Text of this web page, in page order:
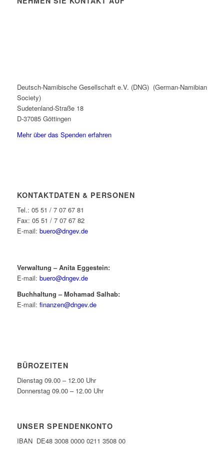
Deutsch-Namibische Gesellschaft e.V. (DNG) (German-Namibian
Society)
Sudetenland-Straße 18
D-37085 Göttingen
Mehr über das Spenden erfahren
KONTAKTDATEN & PERSONEN
Tel.: 05 51 / 7 07 67 81
Fax: 05 51 / 7 07 67 82
E-mail: buero@dngev.de
Verwaltung – Anita Eggestein:
E-mail: buero@dngev.de
Buchhaltung – Mohamad Salhab:
E-mail: finanzen@dngev.de
BÜROZEITEN
Dienstag 09.00 – 12.00 Uhr
Donnerstag 09.00 – 12.00 Uhr
UNSER SPENDENKONTO
IBAN DE48 3008 0000 0211 3508 00